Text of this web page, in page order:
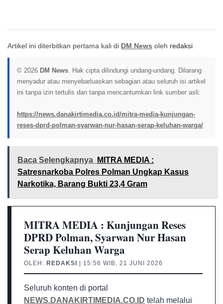
Artikel ini diterbitkan pertama kali di DM News oleh redaksi
© 2026 DM News. Hak cipta dilindungi undang-undang. Dilarang
menyadur atau menyebarluaskan sebagian atau seluruh isi artikel
ini tanpa izin tertulis dan tanpa mencantumkan link sumber asli:
https://news.danakirtimedia.co.id/mitra-media-kunjungan-
reses-dprd-polman-syarwan-nur-hasan-serap-keluhan-warga/
Baca Selengkapnya
MITRA MEDIA :
Satresnarkoba Polres Polman Ungkap Kasus
Narkotika, Barang Bukti 23,4 Gram
MITRA MEDIA : Kunjungan Reses
DPRD Polman, Syarwan Nur Hasan
Serap Keluhan Warga
OLEH: REDAKSI | 15:56 WIB, 21 JUNI 2026
Seluruh konten di portal
NEWS.DANAKIRTIMEDIA.CO.ID telah melalui